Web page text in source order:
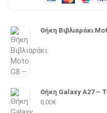
Θήκη Βιβλιαράκι
Θήκη Galaxy A27 –
8,00€